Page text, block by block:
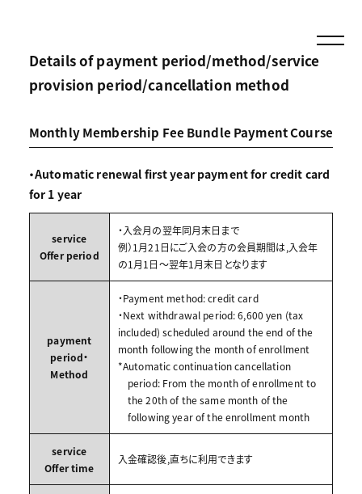
Details of payment period/method/service
provision period/cancellation method
Monthly Membership Fee Bundle Payment Course
・Automatic renewal first year payment for credit card
for 1 year
service
Offer period
・入会月の翌年同月末日まで
例）1月21日にご入会の方の会員期間は,入会年
の1月1日～翌年1月末日となります
payment
period・
Method
・Payment method: credit card
・Next withdrawal period: 6,600 yen (tax
included) scheduled around the end of the
month following the month of enrollment
*Automatic continuation cancellation
period: From the month of enrollment to
the 20th of the same month of the
following year of the enrollment month
service
Offer time
入金確認後,直ちに利用できます